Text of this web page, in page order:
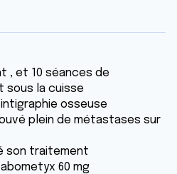
, et 10 séances de
sous la cuisse
osseuse
plein de métastases sur
son traitement
60 mg